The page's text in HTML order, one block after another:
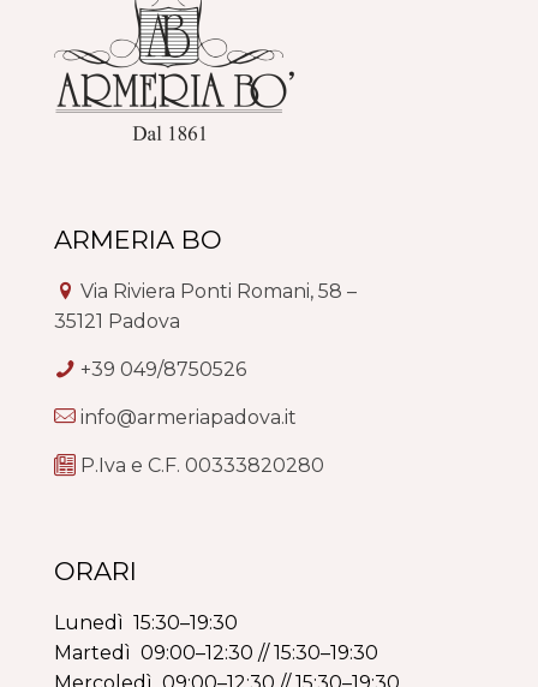
ARMERIA BO
Via Riviera Ponti Romani, 58 –
35121 Padova
+39 049/8750526
info@armeriapadova.it
P.Iva e C.F. 00333820280
ORARI
Lunedì 15:30–19:30
Martedì 09:00–12:30 // 15:30–19:30